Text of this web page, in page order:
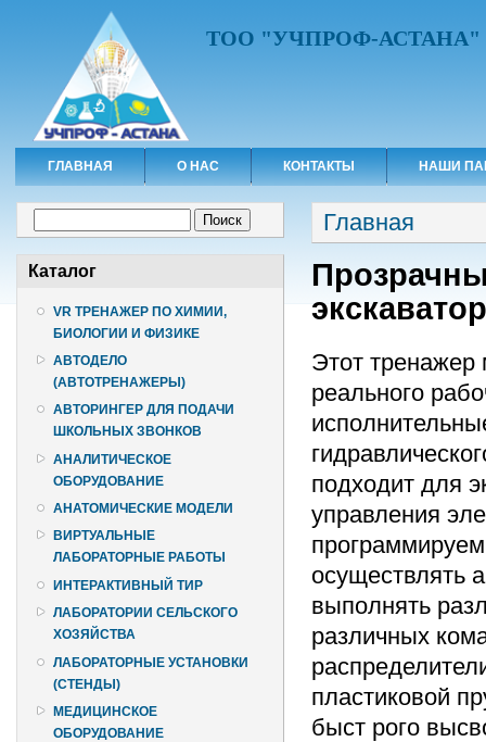
ТОО "УЧПРОФ-АСТАНА"
ГЛАВНАЯ О НАС КОНТАКТЫ НАШИ
Каталог
VR ТРЕНАЖЕР ПО ХИМИИ,
БИОЛОГИИ И ФИЗИКЕ
АВТОДЕЛО
(АВТОТРЕНАЖЕРЫ)
АВТОРИНГЕР ДЛЯ ПОДАЧИ
ШКОЛЬНЫХ ЗВОНКОВ
АНАЛИТИЧЕСКОЕ
ОБОРУДОВАНИЕ
АНАТОМИЧЕСКИЕ МОДЕЛИ
ВИРТУАЛЬНЫЕ
ЛАБОРАТОРНЫЕ РАБОТЫ
ИНТЕРАКТИВНЫЙ ТИР
ЛАБОРАТОРИИ СЕЛЬСКОГО
ХОЗЯЙСТВА
ЛАБОРАТОРНЫЕ УСТАНОВКИ
(СТЕНДЫ)
МЕДИЦИНСКОЕ
ОБОРУДОВАНИЕ
Вы здесь
Главная
Этот тренажер
реального
подходит для
управления
осуществлять
выполнять
различных
пластиковой
быст рого